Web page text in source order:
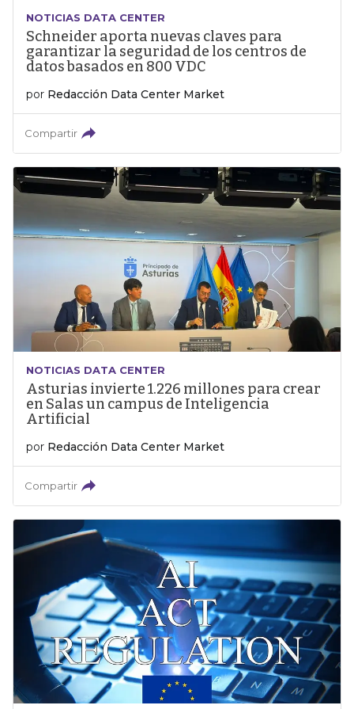
NOTICIAS DATA CENTER
Schneider aporta nuevas claves para
garantizar la seguridad de los centros de
datos basados en 800 VDC
por Redacción Data Center Market
Compartir
NOTICIAS DATA CENTER
Asturias invierte 1.226 millones para crear
en Salas un campus de Inteligencia
Artificial
por Redacción Data Center Market
Compartir